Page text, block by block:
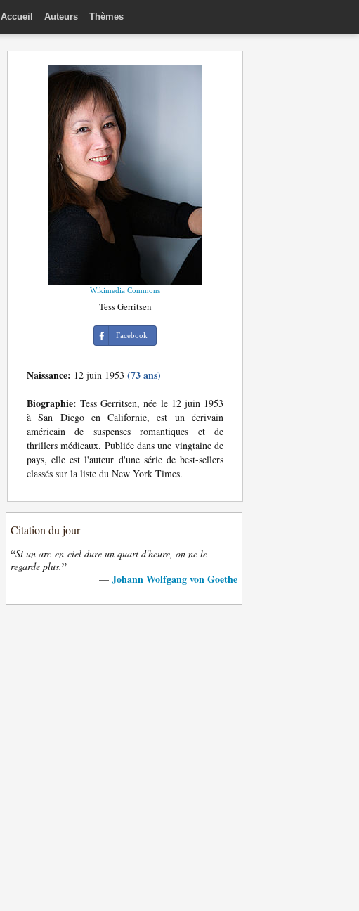
Accueil Auteurs Thèmes
Wikimedia Commons
Tess Gerritsen
Facebook
Naissance: 12 juin 1953 (73 ans)
Biographie: Tess Gerritsen, née le 12 juin 1953
à San Diego en Californie, est un écrivain
américain de suspenses romantiques et de
thrillers médicaux. Publiée dans une vingtaine de
pays, elle est l'auteur d'une série de best-sellers
classés sur la liste du New York Times.
Citation du jour
“Si un arc-en-ciel dure un quart d'heure, on ne le
regarde plus.”
— Johann Wolfgang von Goethe